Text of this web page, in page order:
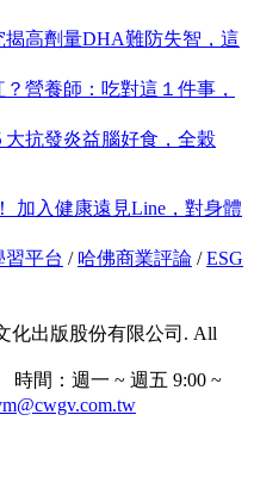
高劑量DHA難防失智，這
營養師：吃對這１件事，
抗發炎益腦好食，全穀
加入健康遠見Line，對身體
習平台 / 哈佛商業評論 /ESG
化出版股份有限公司. All
時間：週一 ~ 週五 9:00 ~